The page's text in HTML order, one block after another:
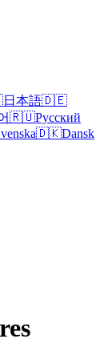
日本語🇩🇪
🇷🇺Русский
🇩🇰Dansk